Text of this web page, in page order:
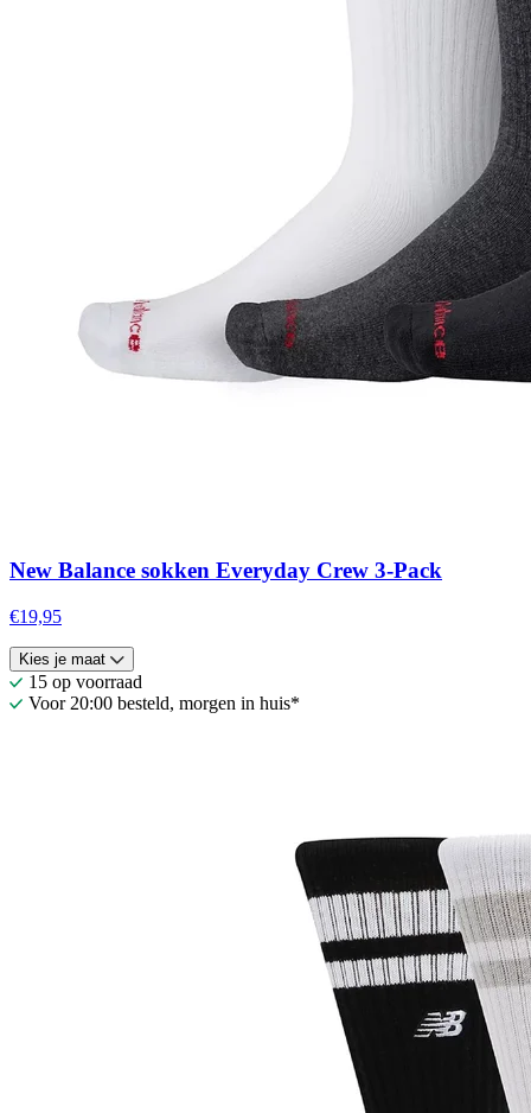
New Balance sokken Everyday Crew 3-Pack
€19,95
Kies je maat
15 op voorraad
Voor 20:00 besteld, morgen in huis*